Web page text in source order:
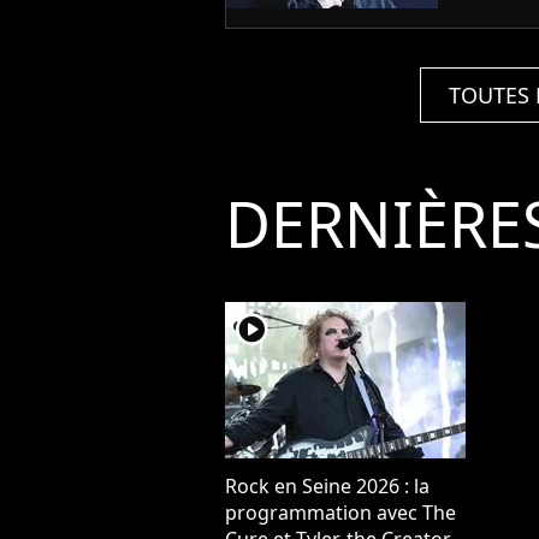
TOUTES
player2
Rock en Seine 2026 : la
programmation avec The